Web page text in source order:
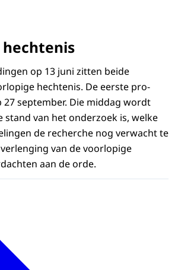
op 13 juni zitten beide
hechtenis. De eerste pro-
september. Die middag wordt
stand van het onderzoek is, welke
de recherche nog verwacht te
van de voorlopige
aan de orde.